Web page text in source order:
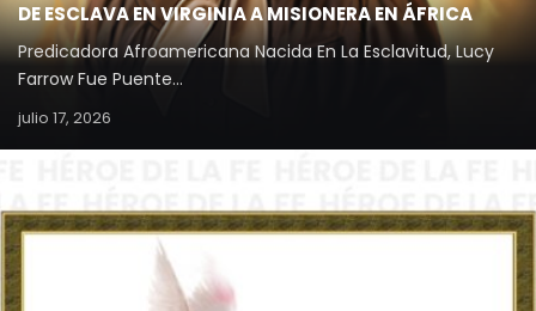
DE ESCLAVA EN VIRGINIA A MISIONERA EN ÁFRICA
Predicadora Afroamericana Nacida En La Esclavitud, Lucy
Farrow Fue Puente…
julio 17, 2026